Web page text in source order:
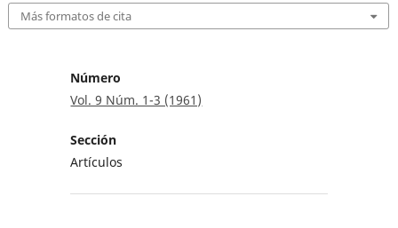
Más formatos de cita
Número
Vol. 9 Núm. 1-3 (1961)
Sección
Artículos